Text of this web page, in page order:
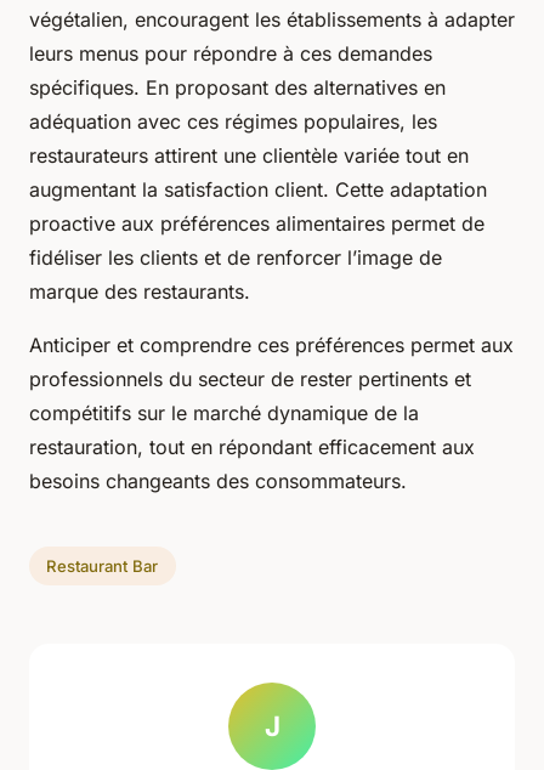
végétalien, encouragent les établissements à adapter
leurs menus pour répondre à ces demandes
spécifiques. En proposant des alternatives en
adéquation avec ces régimes populaires, les
restaurateurs attirent une clientèle variée tout en
augmentant la satisfaction client. Cette adaptation
proactive aux préférences alimentaires permet de
fidéliser les clients et de renforcer l’image de
marque des restaurants.
Anticiper et comprendre ces préférences permet aux
professionnels du secteur de rester pertinents et
compétitifs sur le marché dynamique de la
restauration, tout en répondant efficacement aux
besoins changeants des consommateurs.
Restaurant Bar
J